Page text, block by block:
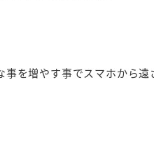
事を増やす事でスマホから